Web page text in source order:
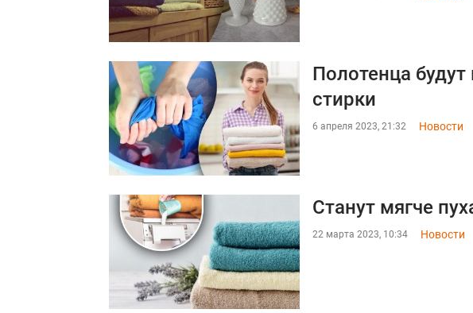
Полотенца
стирки
6 апреля 2023, 21:32 Новости
Станут мягче
22 марта 2023, 10:34 Новости